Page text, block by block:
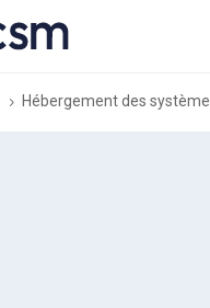
5 Hébergement des